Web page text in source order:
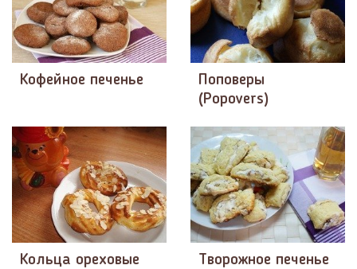
Кофейное печенье
Поповеры
(Popovers)
Кольца ореховые
Творожное печенье